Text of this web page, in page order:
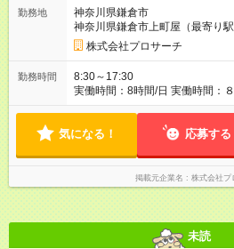
勤務地
神奈川県鎌倉市
神奈川県鎌倉市上町屋（最寄り駅
株式会社プロサーチ
勤務時間
8:30～17:30
実働時間：8時間/日 実働時間：
気になる！ 応募する
掲載元企業名 株式会社プ
未読